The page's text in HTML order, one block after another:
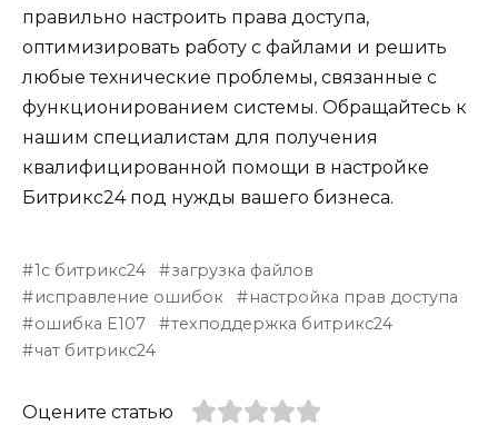
правильно настроить права доступа,
оптимизировать работу с файлами и решить
любые технические проблемы, связанные с
функционированием системы. Обращайтесь к
нашим специалистам для получения
квалифицированной помощи в настройке
Битрикс24 под нужды вашего бизнеса.
1с битрикс24
загрузка файлов
исправление ошибок
настройка прав доступа
ошибка E107
техподдержка битрикс24
чат битрикс24
Оцените статью